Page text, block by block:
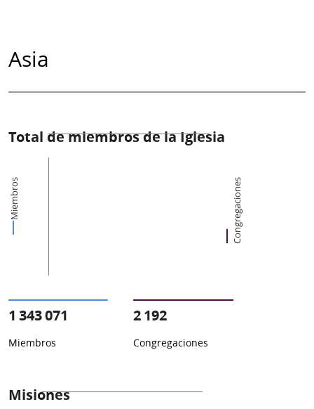
Asia
Total de miembros de la Iglesia
Miembros Congregaciones
1 343 071
Miembros
2 192
Congregaciones
Misiones